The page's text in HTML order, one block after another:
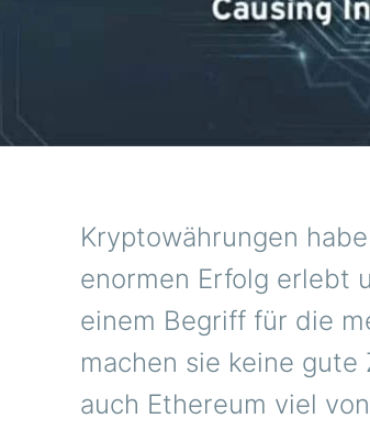
Kryptowährungen
enormen Erfolg erlebt
einem Begriff für die
machen sie keine
auch Ethereum viel